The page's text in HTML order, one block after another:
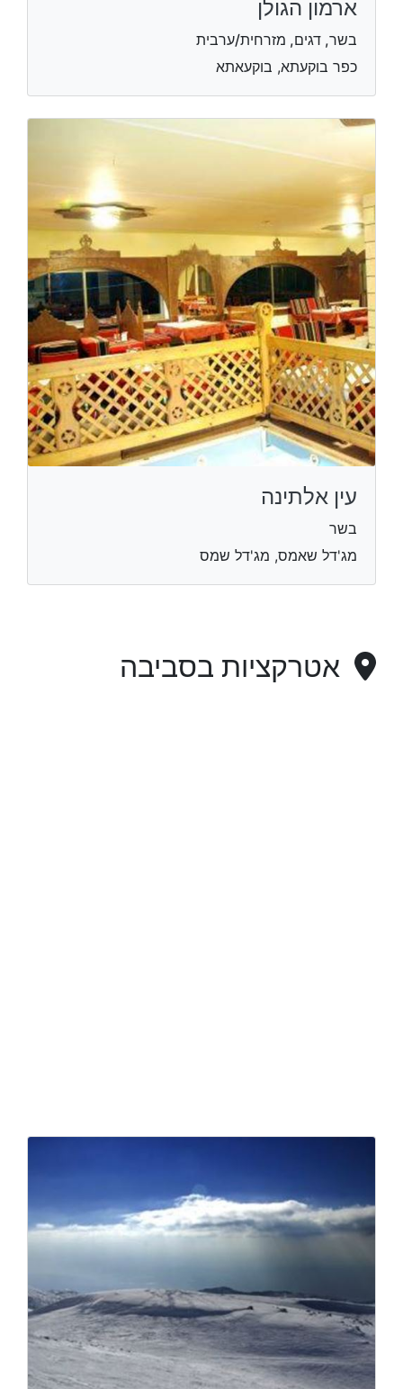
ארמון הגולן
בשר, דגים, מזרחית/ערבית
כפר בוקעתא, בוקעאתא
עין אלתינה
בשר
מג'דל שאמס, מג'דל שמס
אטרקציות בסביבה